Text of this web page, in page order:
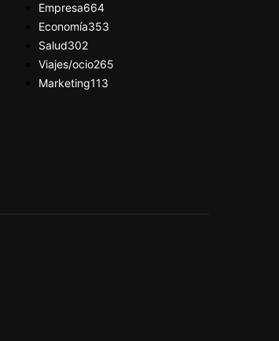
Empresa664
Economía353
Salud302
Viajes/ocio265
Marketing113